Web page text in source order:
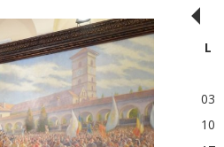
‹ L
03
10